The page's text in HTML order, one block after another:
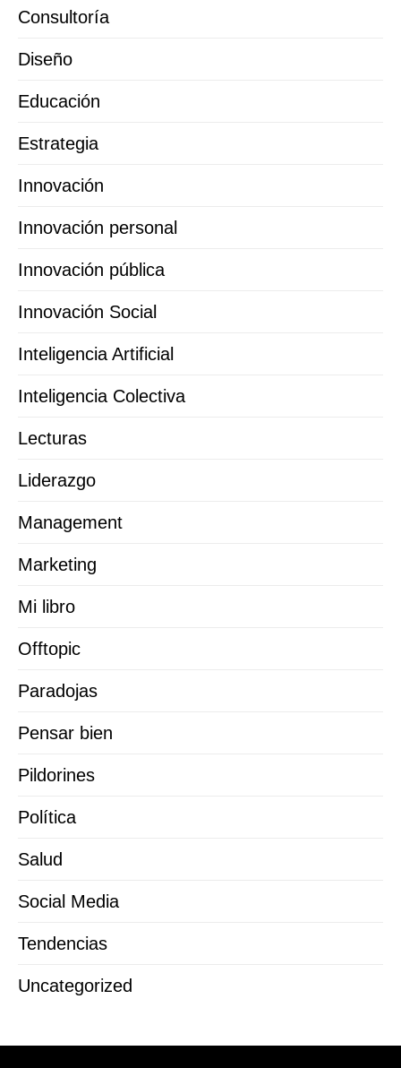
Consultoría
Diseño
Educación
Estrategia
Innovación
Innovación personal
Innovación pública
Innovación Social
Inteligencia Artificial
Inteligencia Colectiva
Lecturas
Liderazgo
Management
Marketing
Mi libro
Offtopic
Paradojas
Pensar bien
Pildorines
Política
Salud
Social Media
Tendencias
Uncategorized